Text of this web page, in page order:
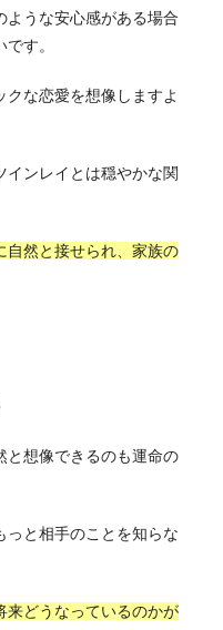
ような安心感がある場合
す。
クな恋愛を想像しますよ
インレイとは穏やかな関
自然と接せられ、家族の
と想像できるのも運命の
っと相手のことを知らな
来どうなっているのかが